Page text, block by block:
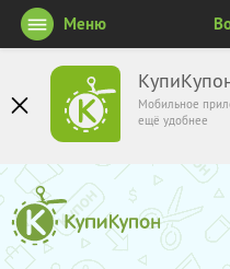
Мобильное
ещё удобнее
Меню